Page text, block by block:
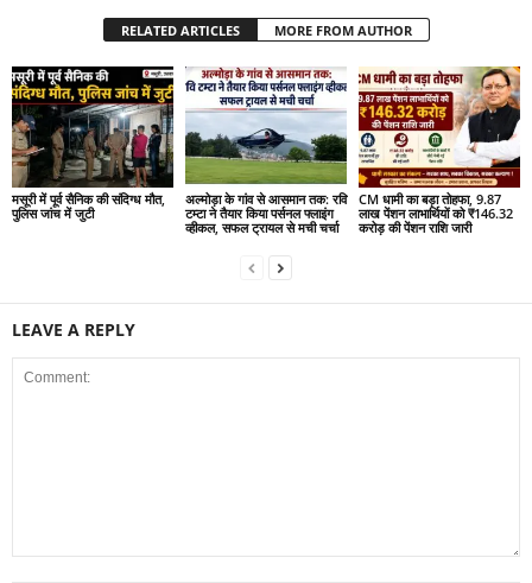
RELATED ARTICLES MORE FROM AUTHOR
मसूरी में पूर्व सैनिक की संदिग्ध मौत,
पुलिस जांच में जुटी
अल्मोड़ा के गांव से आसमान तक: रवि
टम्टा ने तैयार किया पर्सनल फ्लाइंग
व्हीकल, सफल ट्रायल से मची चर्चा
CM धामी का बड़ा तोहफा, 9.87
लाख पेंशन लाभार्थियों को ₹146.32
करोड़ की पेंशन राशि जारी
LEAVE A REPLY